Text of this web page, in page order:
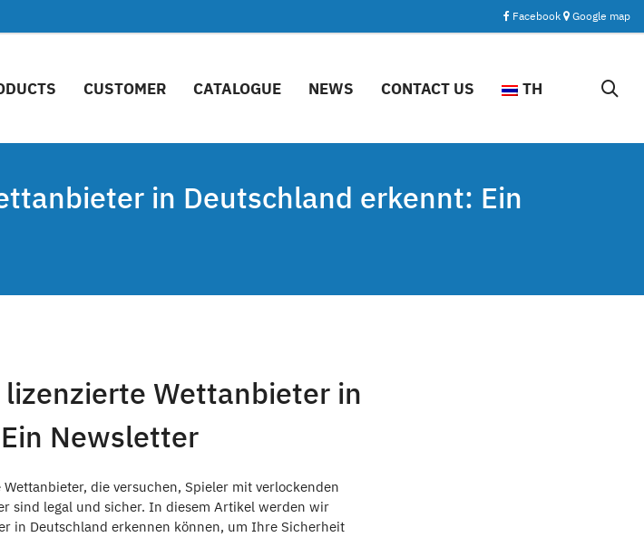
Facebook Google map
CUSTOMER CATALOGUE NEWS CONTACT US TH
in Deutschland erkennt: Ein
Wettanbieter in
Newsletter
die versuchen, Spieler mit verlockenden
sind legal und sicher. In diesem Artikel werden wir
in Deutschland erkennen können, um Ihre Sicherheit